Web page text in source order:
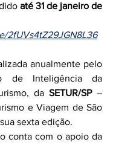
até 31 de janeiro de
2fUVs4tZ29JGN8L36
Inteligência da
da SETUR/SP –
e Viagem de São
sexta edição.
conta com o apoio da